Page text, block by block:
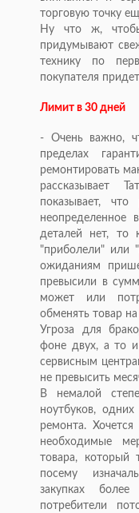
торговую точку
Ну что ж,
придумывают
технику по
покупателя
Лимит в 30 дней
- Очень важно,
пределах
ремонтировать
рассказывает
показывает, что
неопределенное
деталей нет, то
"приболели" или
ожиданиям
превысили в
может или
обменять товар
Угроза для
фоне двух, а то и
сервисным
не превысить
В немалой
ноутбуков,
ремонта.
необходимые
товара, который
посему
закупках более
потребители